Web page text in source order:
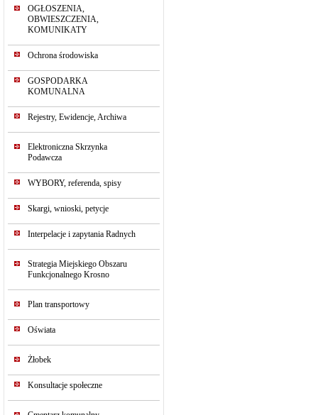
OGŁOSZENIA,
OBWIESZCZENIA,
KOMUNIKATY
Ochrona środowiska
GOSPODARKA
KOMUNALNA
Rejestry, Ewidencje, Archiwa
Elektroniczna Skrzynka
Podawcza
WYBORY, referenda, spisy
Skargi, wnioski, petycje
Interpelacje i zapytania Radnych
Strategia Miejskiego Obszaru
Funkcjonalnego Krosno
Plan transportowy
Oświata
Żłobek
Konsultacje społeczne